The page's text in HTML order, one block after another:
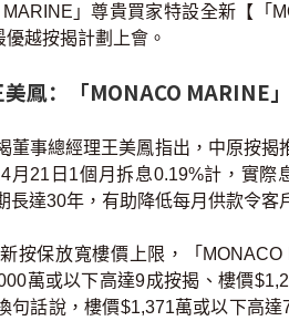
MARINE」尊貴買家特設全新【
越按揭計劃上會。
鳳：「MONACO MARINE
董事總經理王美鳳指出，中原按
月21日1個月拆息0.19%計，實
長達30年，有助降低每月供款令客
按保放寬樓價上限，「
萬或以下高達9成按揭、樓價
句話說，樓價$1,371萬或以下高